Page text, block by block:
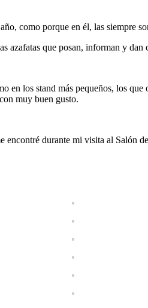
como porque en él, las siempre
azafatas que posan, informan y
en los stand más pequeños, los
muy buen gusto.
encontré durante mi visita al